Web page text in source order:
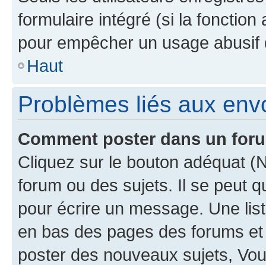
formulaire intégré (si la fonction
pour empêcher un usage
Haut
Problèmes liés aux
Comment poster dans un
Cliquez sur le bouton adéquat
forum ou des sujets. Il se peut
pour écrire un message. Une
en bas des pages des forums
poster des nouveaux sujets,